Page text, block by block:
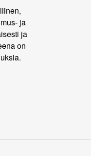
ja
ja
on